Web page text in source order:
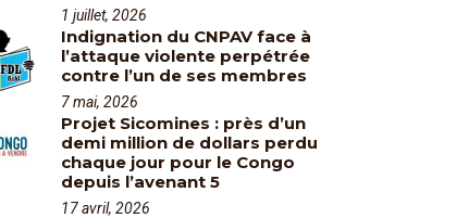
1 juillet, 2026
Indignation du CNPAV face à
l’attaque violente perpétrée
contre l’un de ses membres
7 mai, 2026
Projet Sicomines : près d’un
demi million de dollars perdu
chaque jour pour le Congo
depuis l’avenant 5
17 avril, 2026